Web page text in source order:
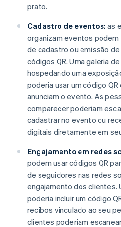
prato.
Cadastro de eventos: as
organizam eventos
de cadastro ou emissão
códigos QR. Uma galeria
hospedando uma
poderia usar um código
anunciam o evento. As
comparecer poderiam
cadastrar no evento ou
digitais diretamente em
Engajamento em redes
podem usar códigos QR
de seguidores nas redes
engajamento dos clientes.
poderia incluir um código
recibos vinculado ao seu
clientes poderiam